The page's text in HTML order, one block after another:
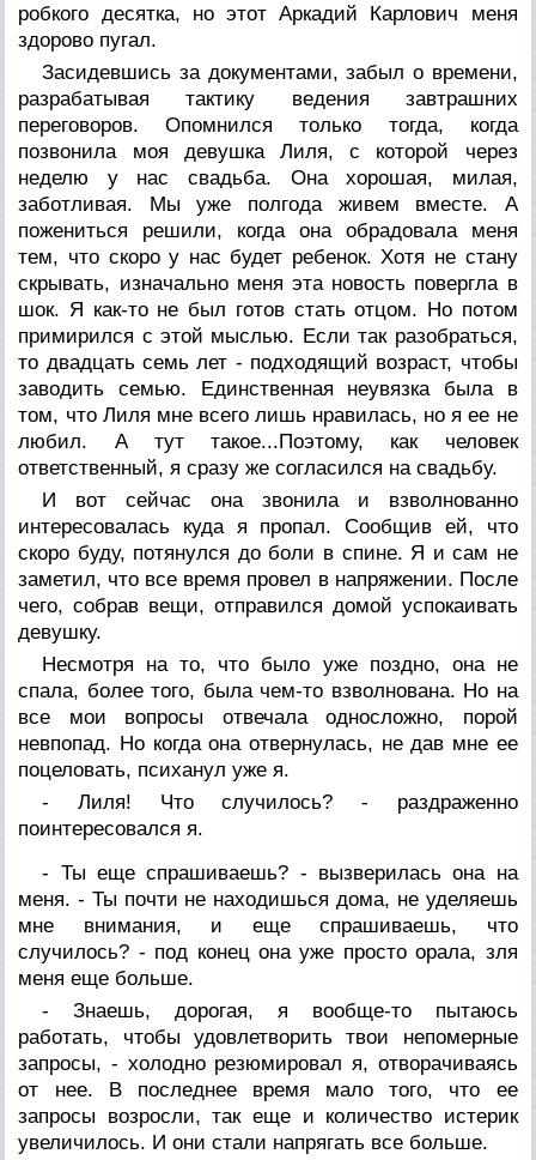
робкого десятка, но этот Аркадий Карлович меня
здорово пугал.
Засидевшись за документами, забыл о времени,
разрабатывая тактику ведения завтрашних
переговоров. Опомнился только тогда, когда
позвонила моя девушка Лиля, с которой через
неделю у нас свадьба. Она хорошая, милая,
заботливая. Мы уже полгода живем вместе. А
пожениться решили, когда она обрадовала меня
тем, что скоро у нас будет ребенок. Хотя не стану
скрывать, изначально меня эта новость повергла в
шок. Я как-то не был готов стать отцом. Но потом
примирился с этой мыслью. Если так разобраться,
то двадцать семь лет - подходящий возраст, чтобы
заводить семью. Единственная неувязка была в
том, что Лиля мне всего лишь нравилась, но я ее не
любил. А тут такое...Поэтому, как человек
ответственный, я сразу же согласился на свадьбу.
И вот сейчас она звонила и взволнованно
интересовалась куда я пропал. Сообщив ей, что
скоро буду, потянулся до боли в спине. Я и сам не
заметил, что все время провел в напряжении. После
чего, собрав вещи, отправился домой успокаивать
девушку.
Несмотря на то, что было уже поздно, она не
спала, более того, была чем-то взволнована. Но на
все мои вопросы отвечала односложно, порой
невпопад. Но когда она отвернулась, не дав мне ее
поцеловать, психанул уже я.
- Лиля! Что случилось? - раздраженно
поинтересовался я.
- Ты еще спрашиваешь? - вызверилась она на
меня. - Ты почти не находишься дома, не уделяешь
мне внимания, и еще спрашиваешь, что
случилось? - под конец она уже просто орала, зля
меня еще больше.
- Знаешь, дорогая, я вообще-то пытаюсь
работать, чтобы удовлетворить твои непомерные
запросы, - холодно резюмировал я, отворачиваясь
от нее. В последнее время мало того, что ее
запросы возросли, так еще и количество истерик
увеличилось. И они стали напрягать все больше.